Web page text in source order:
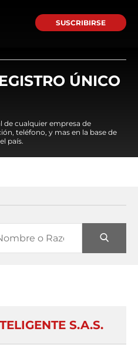
SUSCRIBIRSE
ÚNICO
de cualquier empresa de
teléfono, y mas en la base de
país.
S.A.S.